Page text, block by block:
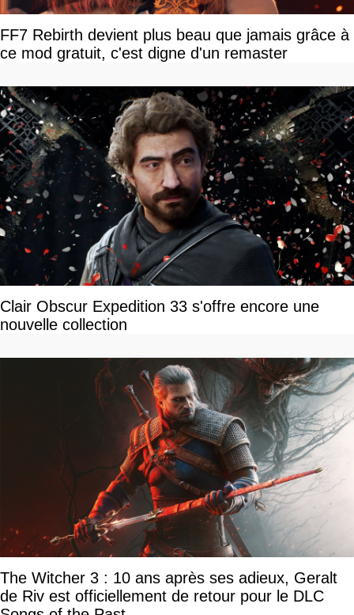
FF7 Rebirth devient plus beau que jamais grâce à
ce mod gratuit, c'est digne d'un remaster
Clair Obscur Expedition 33 s'offre encore une
nouvelle collection
The Witcher 3 : 10 ans après ses adieux, Geralt
de Riv est officiellement de retour pour le DLC